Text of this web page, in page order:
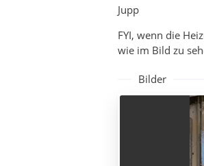
Jupp
FYI, wenn die
wie im Bild zu
Bilder